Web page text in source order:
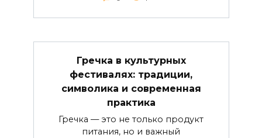
Гречка в культурных
фестивалях: традиции,
символика и современная
практика
Гречка — это не только продукт
питания, но и важный